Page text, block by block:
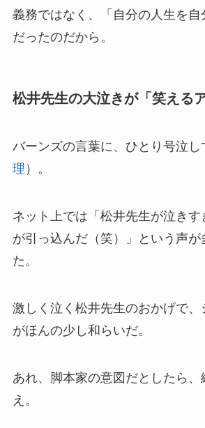
義務ではなく、「自分の人生を自
だったのだから。
松井先生の大泣きが「笑える
バーンズの言葉に、ひとり号泣し
理 ）。
ネット上では「松井先生が泣き
が引っ込んだ（笑）」という声が
た。
激しく泣く松井先生のおかげで
がほんの少し和らいだ。
あれ、脚本家の意図だとしたら、
え。